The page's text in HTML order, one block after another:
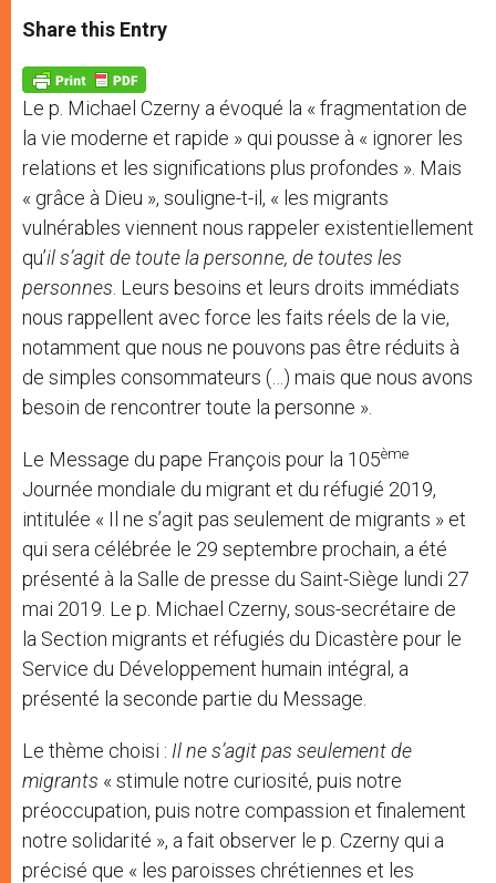
t
s
p
p
s
e
g
e
r
e
b
o
k
Share this Entry
Le p. Michael Czerny a évoqué la « fragmentation de
la vie moderne et rapide » qui pousse à « ignorer les
relations et les significations plus profondes ». Mais
« grâce à Dieu », souligne-t-il, « les migrants
vulnérables viennent nous rappeler existentiellement
qu’il s’agit de toute la personne, de toutes les
personnes . Leurs besoins et leurs droits immédiats
nous rappellent avec force les faits réels de la vie,
notamment que nous ne pouvons pas être réduits à
de simples consommateurs (…) mais que nous avons
besoin de rencontrer toute la personne ».
Le Message du pape François pour la 105ème
Journée mondiale du migrant et du réfugié 2019,
intitulée « Il ne s’agit pas seulement de migrants » et
qui sera célébrée le 29 septembre prochain, a été
présenté à la Salle de presse du Saint-Siège lundi 27
mai 2019. Le p. Michael Czerny, sous-secrétaire de
la Section migrants et réfugiés du Dicastère pour le
Service du Développement humain intégral, a
présenté la seconde partie du Message.
Le thème choisi : Il ne s’agit pas seulement de
migrants « stimule notre curiosité, puis notre
préoccupation, puis notre compassion et finalement
notre solidarité », a fait observer le p. Czerny qui a
précisé que « les paroisses chrétiennes et les